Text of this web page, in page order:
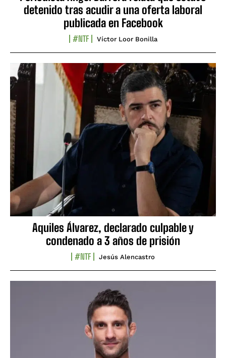
detenido tras acudir a una oferta laboral
publicada en Facebook
#NTF Víctor Loor Bonilla
Aquiles Álvarez, declarado culpable y
condenado a 3 años de prisión
#NTF Jesús Alencastro